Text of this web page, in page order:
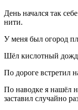
День начался так
нити.
У меня был огород
Шёл кислотный
По дороге встретил
По наводке я нашёл
заставил случайно